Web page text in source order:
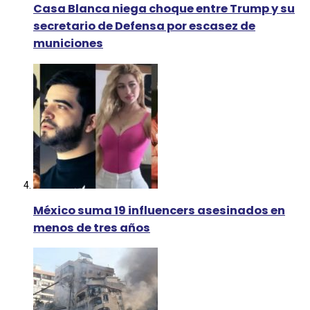
Casa Blanca niega choque entre Trump y su
secretario de Defensa por escasez de
municiones
México suma 19 influencers asesinados en
menos de tres años